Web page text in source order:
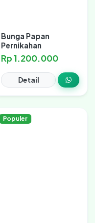
Bunga Papan
Pernikahan
Rp 1.200.000
Detail
Populer